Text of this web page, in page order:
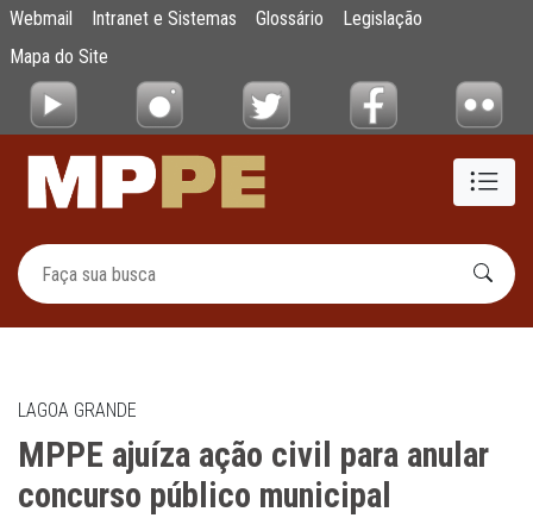
Pular para o Conteúdo principal
MPPE ajuíza ação civil para anular
Webmail Intranet e Sistemas Glossário
Legislação
Mapa do Site
LAGOA GRANDE
MPPE ajuíza ação civil para anular
concurso público municipal